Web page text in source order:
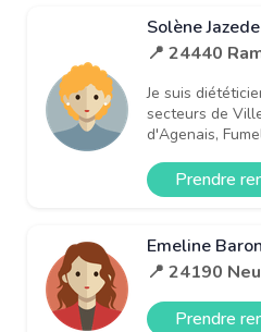
Solène
📍 24440
Je suis
secteurs de
d'Agenais,
Prendre
Emeline Baron
📍 24190
Prendre